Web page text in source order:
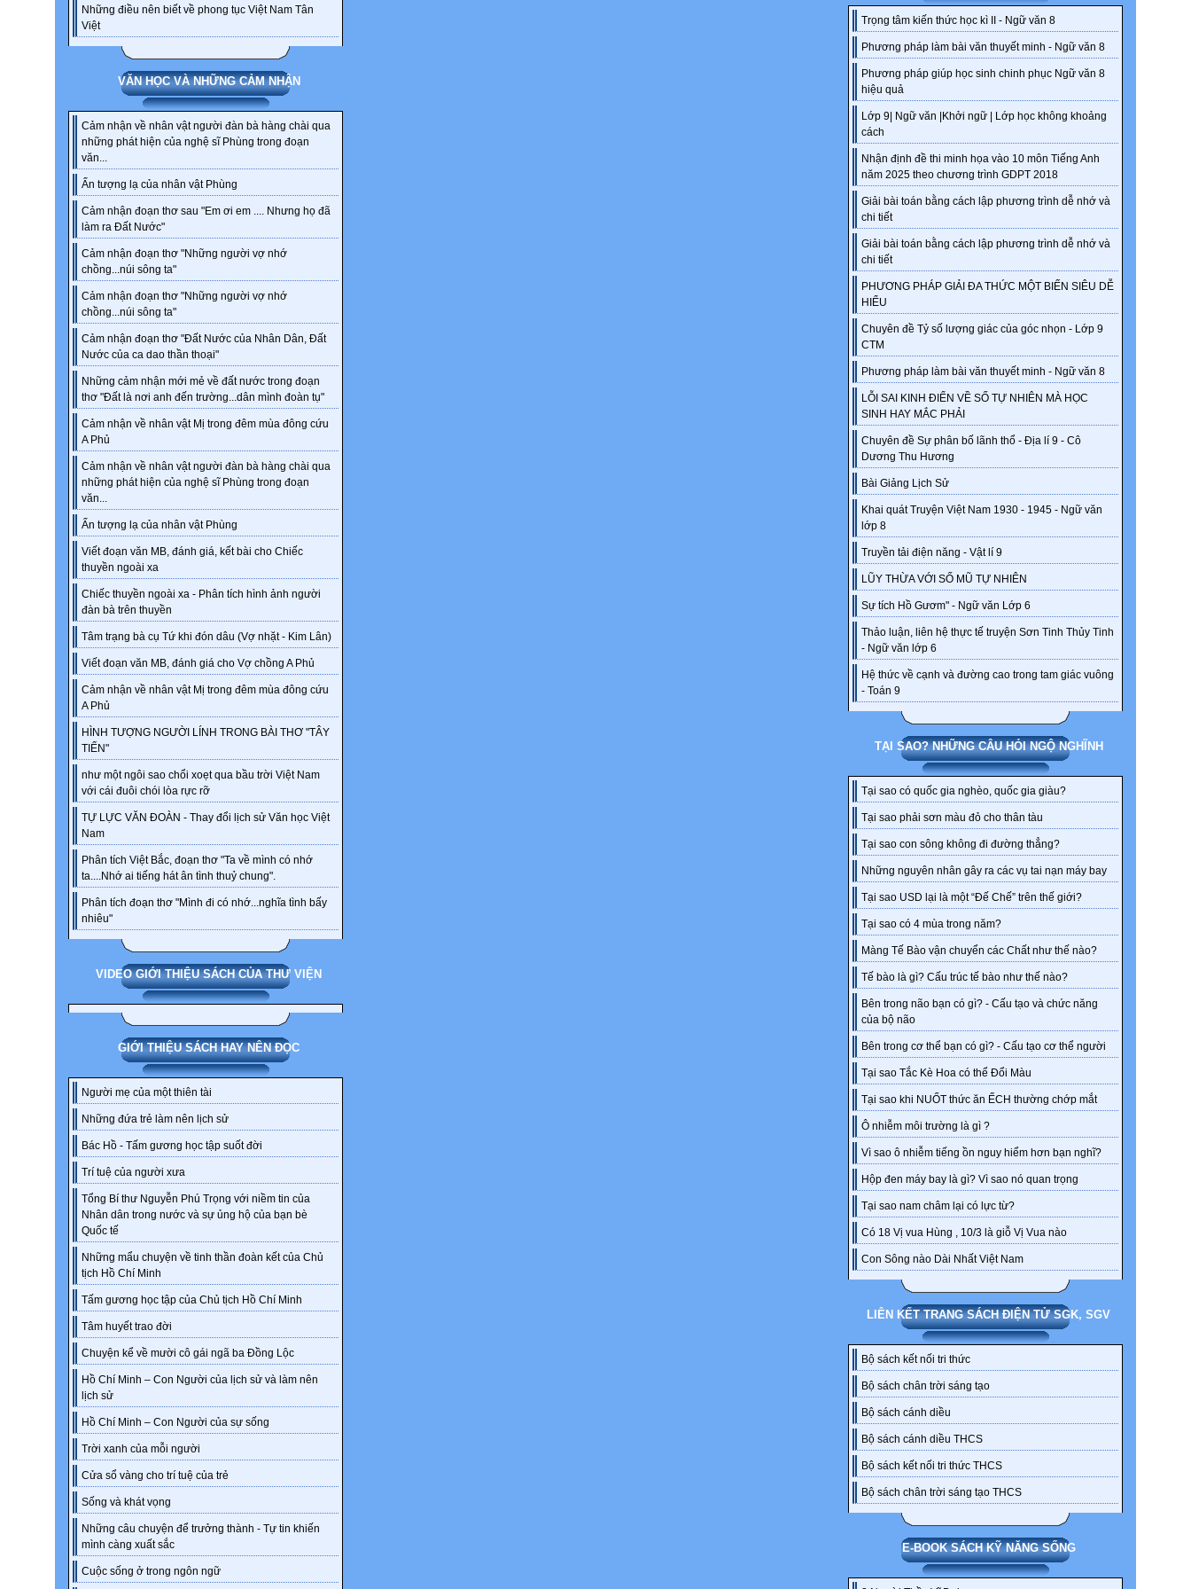
Những điều nên biết về phong tục Việt Nam Tân
Việt
VĂN HỌC VÀ NHỮNG CẢM NHẬN
Cảm nhận về nhân vật người đàn bà hàng chài qua
những phát hiện của nghệ sĩ Phùng trong đoạn
văn...
Ấn tượng lạ của nhân vật Phùng
Cảm nhận đoạn thơ sau "Em ơi em .... Nhưng họ đã
làm ra Đất Nước"
Cảm nhận đoạn thơ "Những người vợ nhớ
chồng...núi sông ta"
Cảm nhận đoạn thơ "Những người vợ nhớ
chồng...núi sông ta"
Cảm nhận đoạn thơ "Đất Nước của Nhân Dân, Đất
Nước của ca dao thần thoại"
Những cảm nhận mới mẻ về đất nước trong đoạn
thơ "Đất là nơi anh đến trường...dân mình đoàn tụ"
Cảm nhận về nhân vật Mị trong đêm mùa đông cứu
A Phủ
Cảm nhận về nhân vật người đàn bà hàng chài qua
những phát hiện của nghệ sĩ Phùng trong đoạn
văn...
Ấn tượng lạ của nhân vật Phùng
Viết đoạn văn MB, đánh giá, kết bài cho Chiếc
thuyền ngoài xa
Chiếc thuyền ngoài xa - Phân tích hình ảnh người
đàn bà trên thuyền
Tâm trạng bà cụ Tứ khi đón dâu (Vợ nhặt - Kim Lân)
Viết đoạn văn MB, đánh giá cho Vợ chồng A Phủ
Cảm nhận về nhân vật Mị trong đêm mùa đông cứu
A Phủ
HÌNH TƯỢNG NGƯỜI LÍNH TRONG BÀI THƠ "TÂY
TIẾN"
như một ngôi sao chổi xoẹt qua bầu trời Việt Nam
với cái đuôi chói lòa rực rỡ
TỰ LỰC VĂN ĐOÀN - Thay đổi lịch sử Văn học Việt
Nam
Phân tích Việt Bắc, đoạn thơ "Ta về mình có nhớ
ta....Nhớ ai tiếng hát ân tình thuỷ chung".
Phân tích đoạn thơ "Mình đi có nhớ...nghĩa tình bấy
nhiêu"
VIDEO GIỚI THIỆU SÁCH CỦA THƯ VIỆN
GIỚI THIỆU SÁCH HAY NÊN ĐỌC
Người mẹ của một thiên tài
Những đứa trẻ làm nên lịch sử
Bác Hồ - Tấm gương học tập suốt đời
Trí tuệ của người xưa
Tổng Bí thư Nguyễn Phú Trọng với niềm tin của
Nhân dân trong nước và sự ủng hộ của bạn bè
Quốc tế
Những mẩu chuyện về tinh thần đoàn kết của Chủ
tịch Hồ Chí Minh
Tấm gương học tập của Chủ tịch Hồ Chí Minh
Tâm huyết trao đời
Chuyện kể về mười cô gái ngã ba Đồng Lộc
Hồ Chí Minh – Con Người của lịch sử và làm nên
lịch sử
Hồ Chí Minh – Con Người của sự sống
Trời xanh của mỗi người
Cửa sổ vàng cho trí tuệ của trẻ
Sống và khát vọng
Những câu chuyện để trưởng thành - Tự tin khiến
mình càng xuất sắc
Cuộc sống ở trong ngôn ngữ
Trọng tâm kiến thức học kì II - Ngữ văn 8
Phương pháp làm bài văn thuyết minh - Ngữ văn 8
Phương pháp giúp học sinh chinh phục Ngữ văn 8
hiệu quả
Lớp 9| Ngữ văn |Khởi ngữ | Lớp học không khoảng
cách
Nhận định đề thi minh họa vào 10 môn Tiếng Anh
năm 2025 theo chương trình GDPT 2018
Giải bài toán bằng cách lập phương trình dễ nhớ và
chi tiết
Giải bài toán bằng cách lập phương trình dễ nhớ và
chi tiết
PHƯƠNG PHÁP GIẢI ĐA THỨC MỘT BIẾN SIÊU DỄ
HIỂU
Chuyên đề Tỷ số lượng giác của góc nhọn - Lớp 9
CTM
Phương pháp làm bài văn thuyết minh - Ngữ văn 8
LỖI SAI KINH ĐIỂN VỀ SỐ TỰ NHIÊN MÀ HỌC
SINH HAY MẮC PHẢI
Chuyên đề Sự phân bố lãnh thổ - Địa lí 9 - Cô
Dương Thu Hương
Bài Giảng Lịch Sử
Khai quát Truyện Việt Nam 1930 - 1945 - Ngữ văn
lớp 8
Truyền tải điện năng - Vật lí 9
LŨY THỪA VỚI SỐ MŨ TỰ NHIÊN
Sự tích Hồ Gươm" - Ngữ văn Lớp 6
Thảo luận, liên hệ thực tế truyện Sơn Tinh Thủy Tinh
- Ngữ văn lớp 6
Hệ thức về cạnh và đường cao trong tam giác vuông
- Toán 9
TẠI SAO? NHỮNG CÂU HỎI NGỘ NGHĨNH
Tại sao có quốc gia nghèo, quốc gia giàu?
Tại sao phải sơn màu đỏ cho thân tàu
Tại sao con sông không đi đường thẳng?
Những nguyên nhân gây ra các vụ tai nạn máy bay
Tại sao USD lại là một “Đế Chế” trên thế giới?
Tại sao có 4 mùa trong năm?
Màng Tế Bào vận chuyển các Chất như thế nào?
Tế bào là gì? Cấu trúc tế bào như thế nào?
Bên trong não bạn có gì? - Cấu tạo và chức năng
của bộ não
Bên trong cơ thể bạn có gì? - Cấu tạo cơ thể người
Tại sao Tắc Kè Hoa có thể Đổi Màu
Tại sao khi NUỐT thức ăn ẾCH thường chớp mắt
Ô nhiễm môi trường là gì ?
Vì sao ô nhiễm tiếng ồn nguy hiểm hơn bạn nghĩ?
Hộp đen máy bay là gì? Vì sao nó quan trọng
Tại sao nam châm lại có lực từ?
Có 18 Vị vua Hùng , 10/3 là giỗ Vị Vua nào
Con Sông nào Dài Nhất Việt Nam
LIÊN KẾT TRANG SÁCH ĐIỆN TỬ SGK, SGV
Bộ sách kết nối tri thức
Bộ sách chân trời sáng tạo
Bộ sách cánh diều
Bộ sách cánh diều THCS
Bộ sách kết nối tri thức THCS
Bộ sách chân trời sáng tạo THCS
E-BOOK SÁCH KỸ NĂNG SỐNG